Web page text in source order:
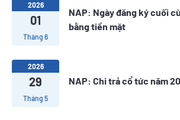
2026
01
Tháng 6
NAP: Ngày đăng ký cuối
bằng tiền mặt
2026
29
Tháng 5
NAP: Chi trả cổ tức năm